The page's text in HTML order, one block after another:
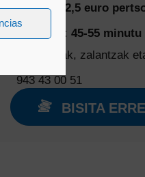
Prezioa: 2,5 euro
Iraupena: 45-55 minutu
Erreserbak, zalantzak
943 43 00 51
BISITA